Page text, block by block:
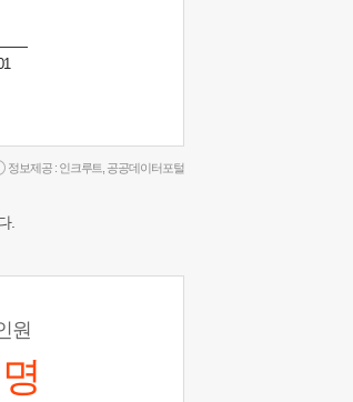
정보제공 : 인크루트 공공데이터포털
.
원
명